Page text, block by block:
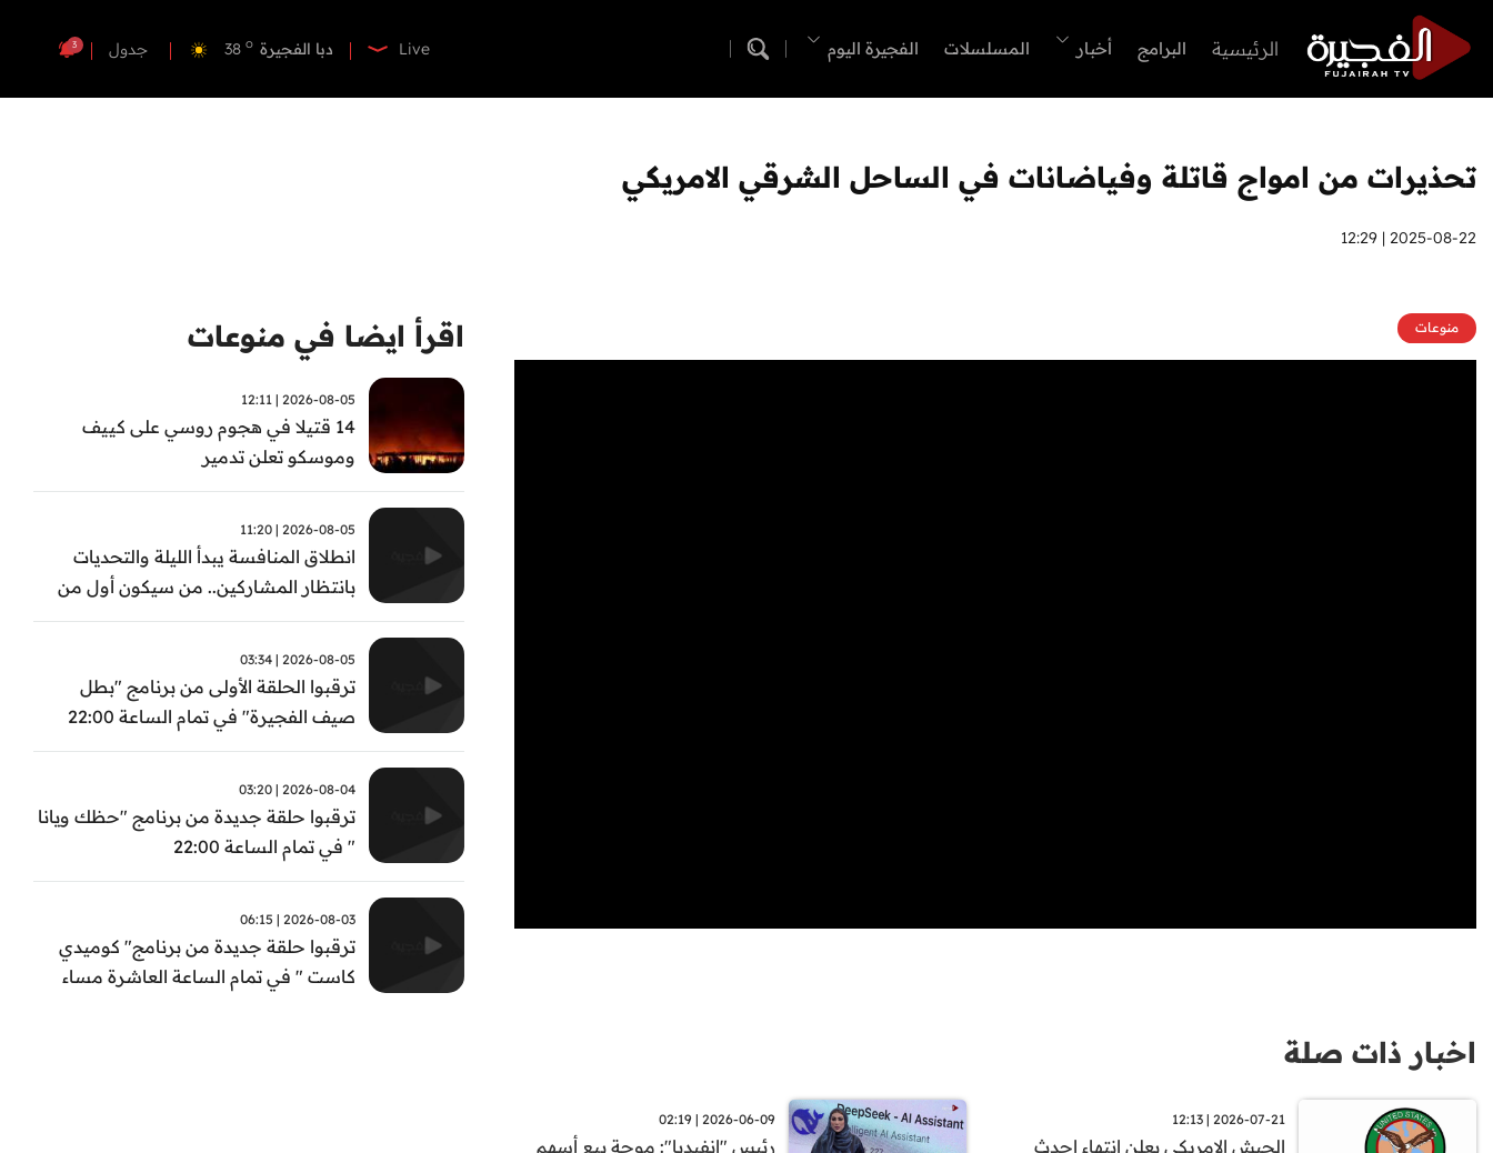
الرئيسية البرامج أخبار المسلسلات الفجيرة اليوم Live دبا الفجيرة 38 o جدول 3
تحذيرات من امواج قاتلة وفياضانات في الساحل الشرقي الامريكي
2025-08-22 | 12:29
منوعات
اخبار ذات صلة
2026-07-21 | 12:13
الجيش الامريكي يعلن انتهاء احدث
2026-06-09 | 02:19
رئيس "إنفيديا": موجة بيع أسهم
اقرأ ايضا في منوعات
2026-08-05 | 12:11
14 قتيلا في هجوم روسي على كييف
وموسكو تعلن تدمير
2026-08-05 | 11:20
انطلاق المنافسة يبدأ الليلة والتحديات
بانتظار المشاركين.. من سيكون أول من
يثبت جدارته في #بطل_صيف_الفجيرة ؟
الفجيرة
2026-08-05 | 03:34
ترقبوا الحلقة الأولى من برنامج "بطل
صيف الفجيرة" في تمام الساعة 22:00
2026-08-04 | 03:20
ترقبوا حلقة جديدة من برنامج "حظك ويانا
" في تمام الساعة 22:00
2026-08-03 | 06:15
ترقبوا حلقة جديدة من برنامج" كوميدي
كاست " في تمام الساعة العاشرة مساء